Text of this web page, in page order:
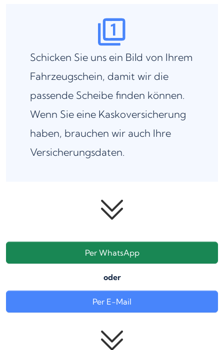
Schicken Sie uns ein Bild von Ihrem
Fahrzeugschein, damit wir die
passende Scheibe finden können.
Wenn Sie eine Kaskoversicherung
haben, brauchen wir auch Ihre
Versicherungsdaten.
Per WhatsApp
oder
Per E-Mail